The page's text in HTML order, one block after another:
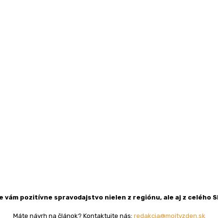
vám pozitívne spravodajstvo nielen z regiónu, ale aj z celého
Máte návrh na článok? Kontaktujte nás: redakcia@mojtyzden.sk